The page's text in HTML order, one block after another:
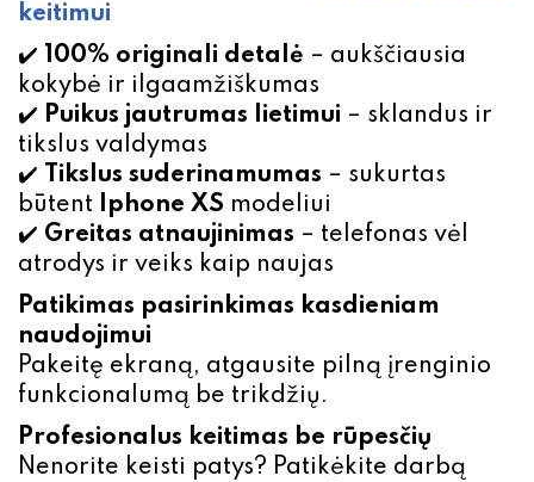
keitimui
✔️ 100% originali detalė – aukščiausia
kokybė ir ilgaamžiškumas
✔️ Puikus jautrumas lietimui – sklandus ir
tikslus valdymas
✔️ Tikslus suderinamumas – sukurtas
būtent Iphone XS modeliui
✔️ Greitas atnaujinimas – telefonas vėl
atrodys ir veiks kaip naujas
Patikimas pasirinkimas kasdieniam
naudojimui
Pakeitę ekraną, atgausite pilną įrenginio
funkcionalumą be trikdžių.
Profesionalus keitimas be rūpesčių
Nenorite keisti patys? Patikėkite darbą